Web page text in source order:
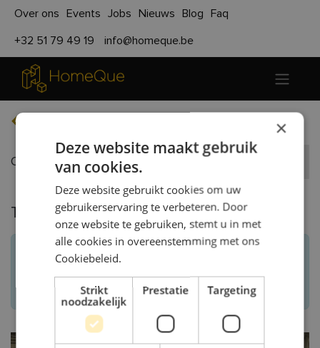
Over ons Events Jobs Nieuws Blog Faq
+32 51 79 49 19 info@homeque.be
Opendeur Productiehal
Tickets
Registraties zijngesloten
×
Deze website maakt gebruik
van cookies.
Deze website gebruikt cookies om uw
gebruikerservaring te verbeteren. Door
onze website te gebruiken, stemt u in met
alle cookies in overeenstemming met ons
Cookiebeleid.
Strikt
noodzakelijk
Prestatie Targeting